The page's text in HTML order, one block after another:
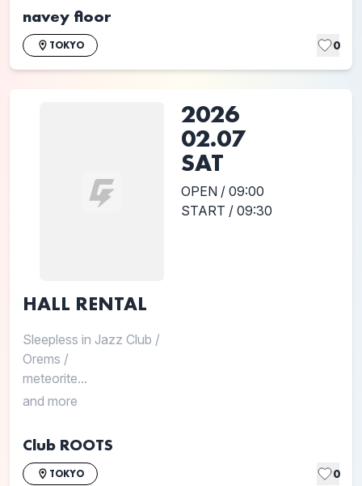
navey floor
TOKYO 0
2026
02.07
SAT
OPEN / 09:00
START / 09:30
HALL RENTAL
Sleepless in Jazz Club /
Orems /
meteorite...
and more
Club ROOTS
TOKYO 0